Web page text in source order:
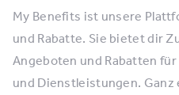
My Benefits ist unsere
und Rabatte. Sie bietet dir
Angeboten und Rabatten
und Dienstleistungen. Ganz